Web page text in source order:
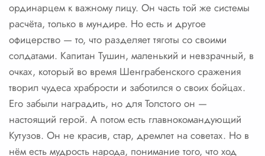
ординарцем к важному лицу. Он часть той же системы
расчёта, только в мундире. Но есть и другое
офицерство — то, что разделяет тяготы со своими
солдатами. Капитан Тушин, маленький и невзрачный, в
очках, который во время Шенграбенского сражения
творил чудеса храбрости и заботился о своих бойцах.
Его забыли наградить, но для Толстого он —
настоящий герой. А потом есть главнокомандующий
Кутузов. Он не красив, стар, дремлет на советах. Но в
нём есть мудрость народа, понимание того, что ход